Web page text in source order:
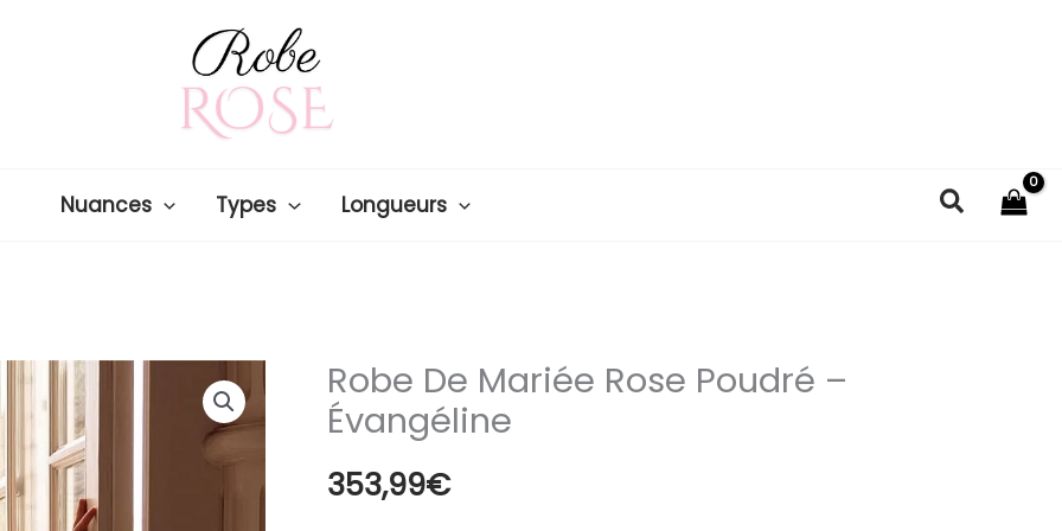
Nuances Types Longueurs
Robe De Mariée Rose Poudré –
Évangéline
353,99€